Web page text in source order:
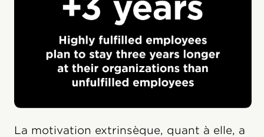
La motivation extrinsèque, quant à elle, a